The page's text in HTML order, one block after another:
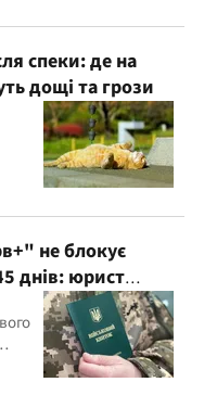
спеки: де на
дощі та грози
не блокує
днів: юрист
нюанс